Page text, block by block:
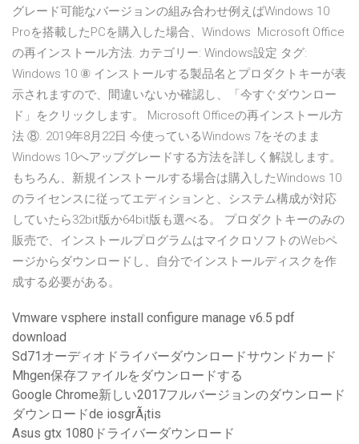
グレード可能なバージョンの組み合わせ例えばWindows 10
Proを搭載したPCを購入した場合、Windows Microsoft Office
の再インストール方法. カテゴリー: Windows設定 タグ:
Windows 10 ⑧ インストールする製品名とプロダクトキーが表
示されますので、間違いないか確認し、「今すぐダウンロー
ド」をクリックします。 Microsoft Officeの再インストール方
法 ⑧. 2019年8月22日 今使っているWindows 7をそのまま
Windows 10へアップグレードする方法を詳しく解説します。
もちろん、新規インストールする場合は購入したWindows 10
のライセンスに従ってエディションと、システム構成が対応
していたら32bit版か64bit版も選べる。 プロダクトキーのみの
販売で、インストールプログラムはマイクロソフトのWebペ
ージからダウンロードし、自分でインストールディスクを作
成する必要がある。
Vmware vsphere install configure manage v6.5 pdf
download
Sd71オーディオドライバーダウンロードサウンドカード
Mhgen保存ファイルをダウンロードする
Google Chrome新しい2017フルバージョンのダウンロード
ダウンロードde iosgrÃ¡tis
Asus gtx 1080ドライバーダウンロード